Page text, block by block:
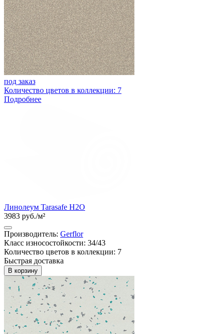
под заказ
Количество цветов в коллекции: 7
Подробнее
Линолеум Tarasafe H2O
3983 руб./м²
Производитель: Gerflor
Класс износостойкости: 34/43
Количество цветов в коллекции: 7
Быстрая доставка
В корзину